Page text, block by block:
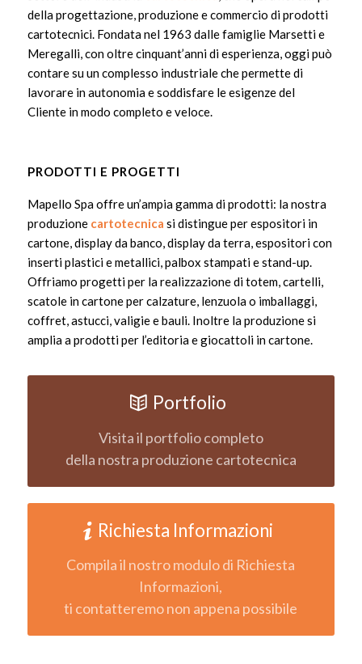
della progettazione, produzione e commercio di prodotti
cartotecnici. Fondata nel 1963 dalle famiglie Marsetti e
Meregalli, con oltre cinquant’anni di esperienza, oggi può
contare su un complesso industriale che permette di
lavorare in autonomia e soddisfare le esigenze del
Cliente in modo completo e veloce.
PRODOTTI E PROGETTI
Mapello Spa offre un’ampia gamma di prodotti: la nostra
produzione cartotecnica si distingue per espositori in
cartone, display da banco, display da terra, espositori con
inserti plastici e metallici, palbox stampati e stand-up.
Offriamo progetti per la realizzazione di totem, cartelli,
scatole in cartone per calzature, lenzuola o imballaggi,
coffret, astucci, valigie e bauli. Inoltre la produzione si
amplia a prodotti per l’editoria e giocattoli in cartone.
Portfolio
Visita il portfolio completo
della nostra produzione cartotecnica
Richiesta Informazioni
Compila il nostro modulo di Richiesta
Informazioni,
ti contatteremo non appena possibile